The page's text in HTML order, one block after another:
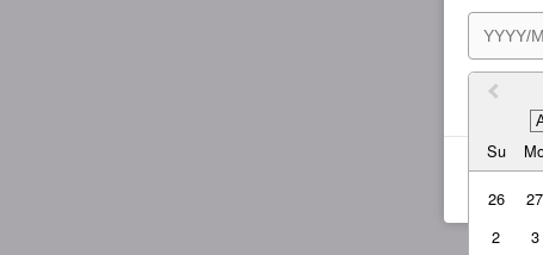
Su
26 27
2
3
我同意